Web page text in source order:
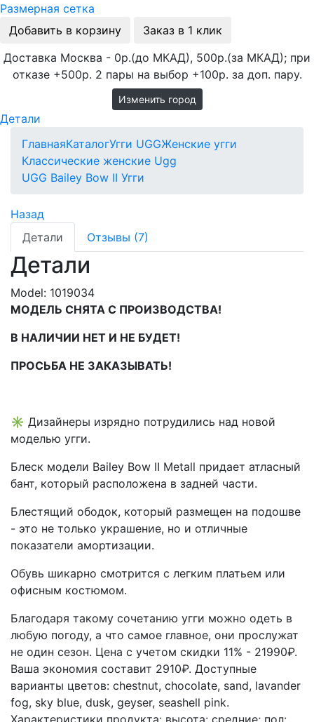
Размерная сетка
Добавить в корзину
Заказ в 1 клик
Доставка Москва - 0р.(до МКАД), 500р.(за МКАД); при
отказе +500р. 2 пары на выбор +100р. за доп. пару.
Изменить город
Детали
ГлавнаяКаталогУгги UGGЖенские угги
Классические женские Ugg
UGG Bailey Bow II Угги
Назад
Детали
Отзывы (7)
Детали
Model: 1019034
МОДЕЛЬ СНЯТА С ПРОИЗВОДСТВА!
В НАЛИЧИИ НЕТ И НЕ БУДЕТ!
ПРОСЬБА НЕ ЗАКАЗЫВАТЬ!
✳ Дизайнеры изрядно потрудились над новой
моделью угги.
Блеск модели Bailey Bow II Metall придает атласный
бант, который расположена в задней части.
Блестящий ободок, который размещен на подошве
- это не только украшение, но и отличные
показатели амортизации.
Обувь шикарно смотрится с легким платьем или
офисным костюмом.
Благодаря такому сочетанию угги можно одеть в
любую погоду, а что самое главное, они прослужат
не один сезон. Цена с учетом скидки 11% - 21990₽.
Ваша экономия составит 2910₽. Доступные
варианты цветов: chestnut, chocolate, sand, lavander
fog, sky blue, dusk, geyser, seashell pink.
Характеристики продукта: высота: средние; пол: